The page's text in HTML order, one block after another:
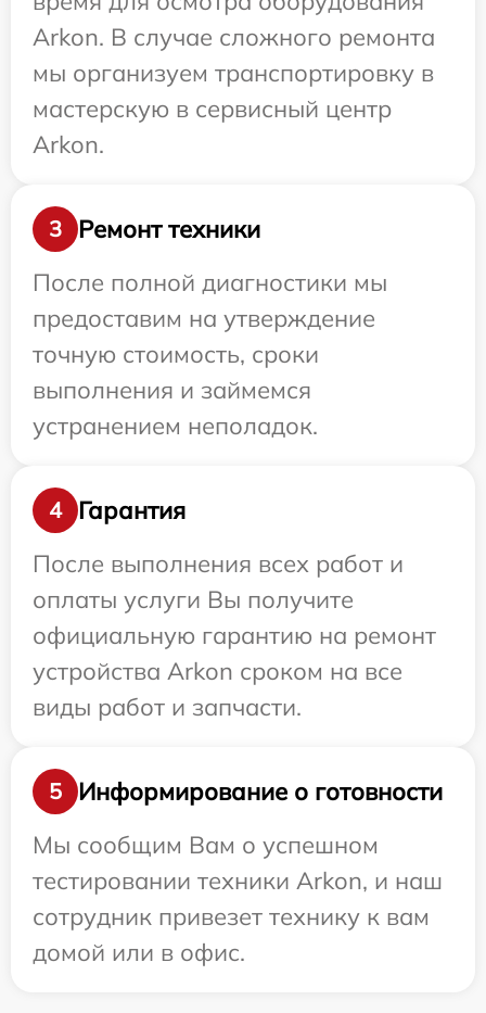
Arkon. В случае сложного ремонта
мы организуем транспортировку в
мастерскую в сервисный центр
Arkon.
3
Ремонт техники
После полной диагностики мы
предоставим на утверждение
точную стоимость, сроки
выполнения и займемся
устранением неполадок.
4
Гарантия
После выполнения всех работ и
оплаты услуги Вы получите
официальную гарантию на ремонт
устройства Arkon сроком на все
виды работ и запчасти.
5
Информирование о готовности
Мы сообщим Вам о успешном
тестировании техники Arkon, и наш
сотрудник привезет технику к вам
домой или в офис.